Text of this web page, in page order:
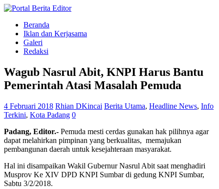
Beranda
Iklan dan Kerjasama
Galeri
Redaksi
Wagub Nasrul Abit, KNPI Harus Bantu
Pemerintah Atasi Masalah Pemuda
4 Februari 2018 Rhian DKincai Berita Utama, Headline News, Info
Terkini, Kota Padang 0
Padang, Editor.- Pemuda mesti cerdas gunakan hak pilihnya agar
dapat melahirkan pimpinan yang berkualitas, memajukan
pembangunan daerah untuk kesejahteraan masyarakat.
Hal ini disampaikan Wakil Gubernur Nasrul Abit saat menghadiri
Musprov Ke XIV DPD KNPI Sumbar di gedung KNPI Sumbar,
Sabtu 3/2/2018.